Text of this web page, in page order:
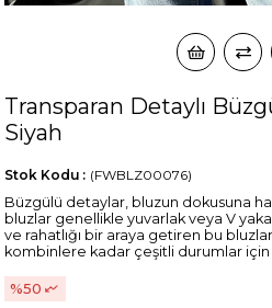
Transparan Detaylı
Siyah
(FWBLZ00076)
Stok Kodu
Büzgülü detaylar, bluzun dokusuna
bluzlar genellikle yuvarlak veya V yaka
ve rahatlığı bir araya getiren bu
kombinlere kadar çeşitli durumlar
50